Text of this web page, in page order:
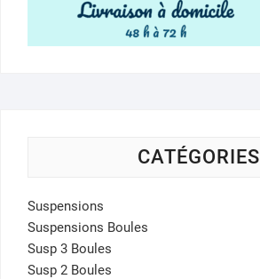
CATÉGORIES
Suspensions
Suspensions Boules
Susp 3 Boules
Susp 2 Boules